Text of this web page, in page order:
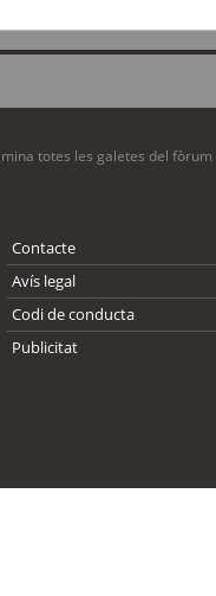
totes les galetes del fòrum
Contacte
Avís legal
Codi de conducta
Publicitat